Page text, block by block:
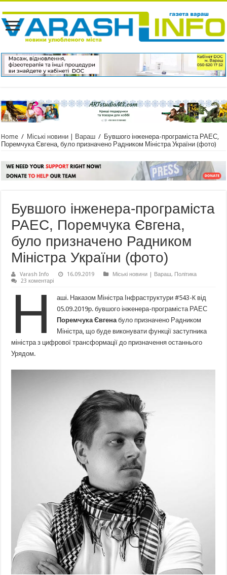
Home / Міські новини | Вараш / Бувшого інженера-програміста РАЕС,
Поремчука Євгена, було призначено Радником Міністра України (фото)
Бувшого інженера-програміста
РАЕС, Поремчука Євгена,
було призначено Радником
Міністра України (фото)
Varash Info 16.09.2019 Міські новини | Вараш, Політика
23 коментарі
Н
аші. Наказом Міністра Інфраструктури #543-K від
05.09.2019р. бувшого інженера-програміста РАЕС
Поремчука Євгенабуло призначено Радником
Міністра, що буде виконувати функції заступника
міністра з цифрової трансформації до призначення останнього
Урядом.